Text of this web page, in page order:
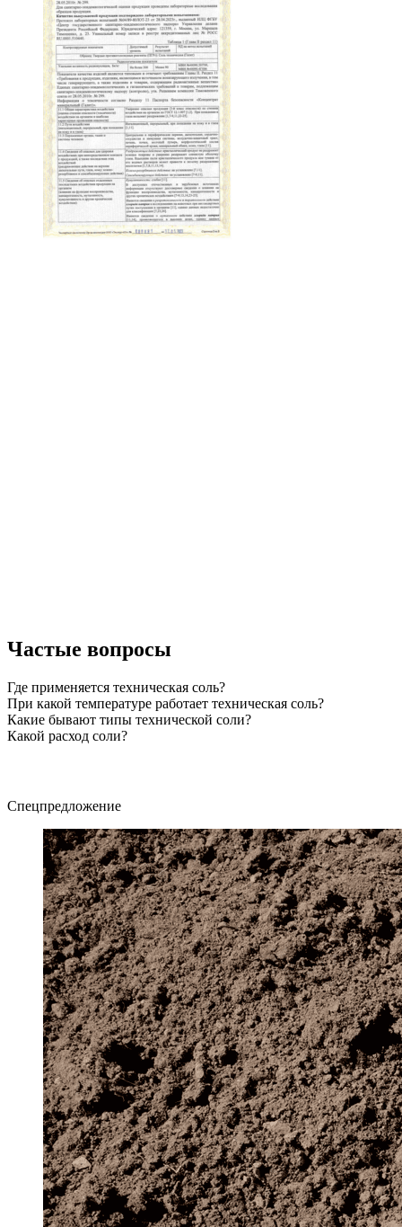
Частые вопросы
Где применяется техническая соль?
При какой температуре работает техническая соль?
Какие бывают типы технической соли?
Какой расход соли?
Спецпредложение